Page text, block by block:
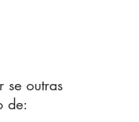
se outras
de: